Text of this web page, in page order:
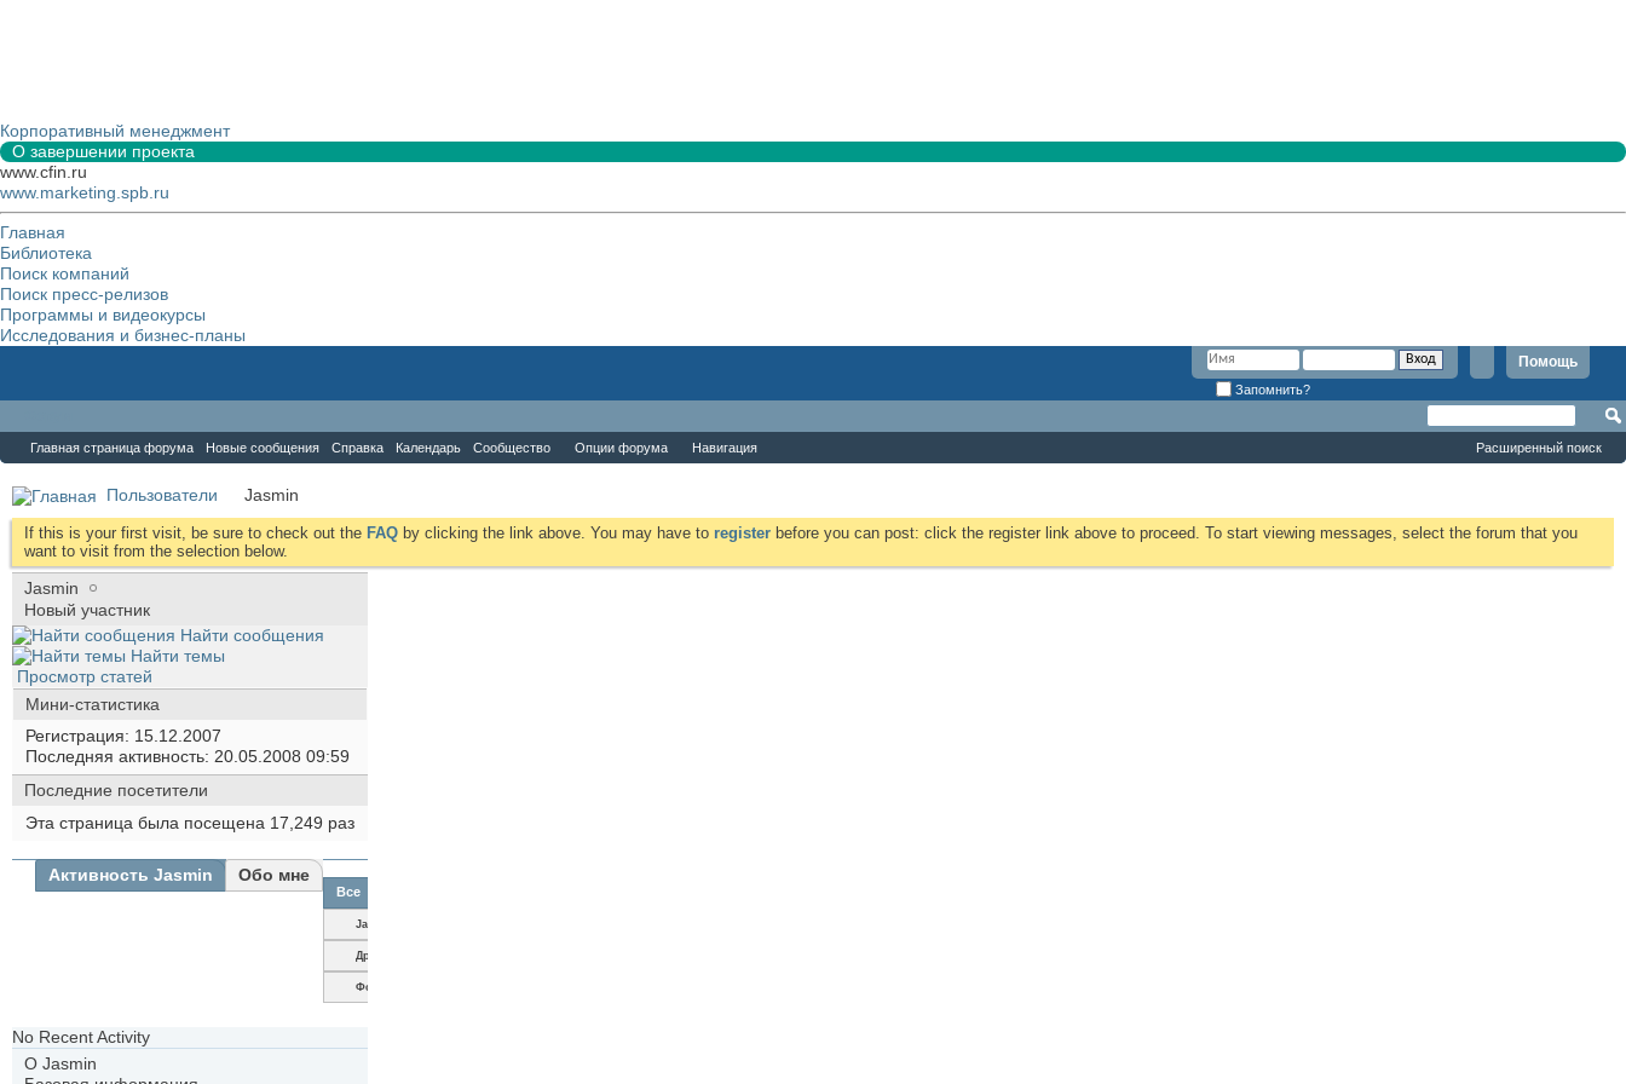
Корпоративный менеджмент
О завершении проекта
www.cfin.ru
www.marketing.spb.ru
Главная
Библиотека
Поиск компаний
Поиск пресс-релизов
Программы и видеокурсы
Исследования и бизнес-планы
Помощь
Запомнить?
Главная страница форума Новые сообщения Справка Календарь Сообщество Опции форума Навигация Расширенный поиск
Пользователи Jasmin
If this is your first visit, be sure to check out the FAQ by clicking the link above. You may have to register before you can post: click the register link above to proceed. To start viewing messages, select the forum that you
want to visit from the selection below.
Jasmin
Новый участник
Найти сообщения
Найти темы
Просмотр статей
Мини-статистика
Регистрация
15.12.2007
Последняя активность 20.05.2008 09:59
Последние посетители
Эта страница была посещена 17,249 раз
Активность Jasmin Обо мне
Все
Jasmin
Друзья
Фотографии
No Recent Activity
О Jasmin